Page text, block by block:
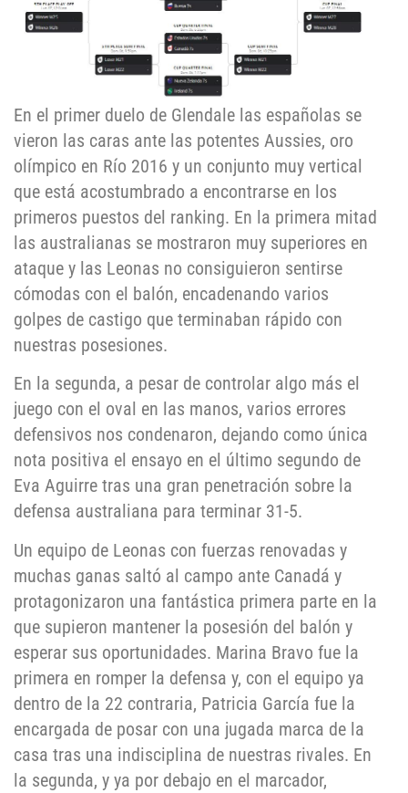
En el primer duelo de Glendale las españolas se
vieron las caras ante las potentes Aussies, oro
olímpico en Río 2016 y un conjunto muy vertical
que está acostumbrado a encontrarse en los
primeros puestos del ranking. En la primera mitad
las australianas se mostraron muy superiores en
ataque y las Leonas no consiguieron sentirse
cómodas con el balón, encadenando varios
golpes de castigo que terminaban rápido con
nuestras posesiones.
En la segunda, a pesar de controlar algo más el
juego con el oval en las manos, varios errores
defensivos nos condenaron, dejando como única
nota positiva el ensayo en el último segundo de
Eva Aguirre tras una gran penetración sobre la
defensa australiana para terminar 31-5.
Un equipo de Leonas con fuerzas renovadas y
muchas ganas saltó al campo ante Canadá y
protagonizaron una fantástica primera parte en la
que supieron mantener la posesión del balón y
esperar sus oportunidades. Marina Bravo fue la
primera en romper la defensa y, con el equipo ya
dentro de la 22 contraria, Patricia García fue la
encargada de posar con una jugada marca de la
casa tras una indisciplina de nuestras rivales. En
la segunda, y ya por debajo en el marcador,